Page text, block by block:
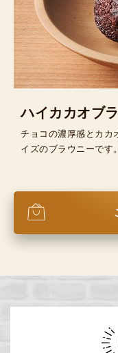
ハイカカオブ
チョコの濃厚感とカカ
イズのブラウニーです。